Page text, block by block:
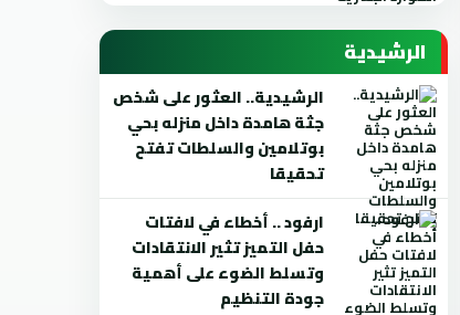
الرشيدية
الرشيدية.. العثور على شخص
جثة هامدة داخل منزله بحي
بوتلامين والسلطات تفتح
تحقيقا
ارفود .. أخطاء في لافتات
حفل التميز تثير الانتقادات
وتسلط الضوء على أهمية
جودة التنظيم